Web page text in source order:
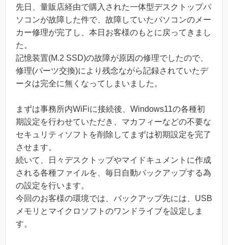
先日、量販店経由で購入された一体型デスクトップパ
ソコンが故障した件で、故障していたパソコンのメー
カー修理が完了し、本日お客様のもとに戻ってきまし
た。
記憶装置(M.2 SSD)の故障が原因の修理でしたので、
修理(パーツ交換)により残念ながら記録されていたデ
ータは完全に無くなってしまいました。
まずは事務所内WiFiに接続後、Windows11の各種初
期設定を行わせていただき、マカフィーなどの不要な
セキュリティソフトを削除してまずは初期設定を完了
させます。
続いて、日々デスクトップやマイドキュメントに作成
される各種ファイルを、毎日自動バックアップする為
の設定を行います。
今回のお客様の環境では、バックアップ先には、USB
メモリとマイクロソフトのワンドライブを設定しま
す。